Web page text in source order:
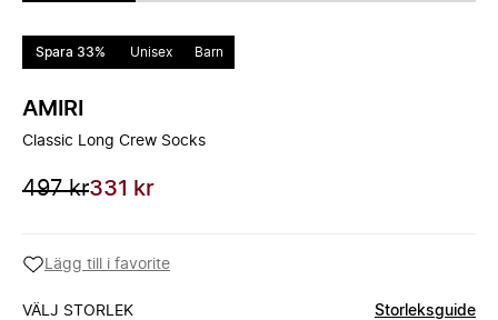
Spara 33% Unisex Barn
AMIRI
Classic Long Crew Socks
497 kr331 kr
Lägg till i favorite
VÄLJ STORLEK Storleksguide